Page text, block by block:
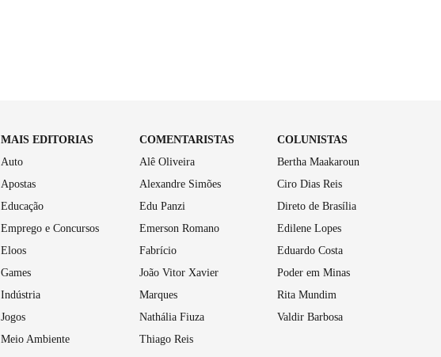
MAIS EDITORIAS
Auto
Apostas
Educação
Emprego e Concursos
Eloos
Games
Indústria
Jogos
Meio Ambiente
COMENTARISTAS
Alê Oliveira
Alexandre Simões
Edu Panzi
Emerson Romano
Fabrício
João Vitor Xavier
Marques
Nathália Fiuza
Thiago Reis
COLUNISTAS
Bertha Maakaroun
Ciro Dias Reis
Direto de Brasília
Edilene Lopes
Eduardo Costa
Poder em Minas
Rita Mundim
Valdir Barbosa